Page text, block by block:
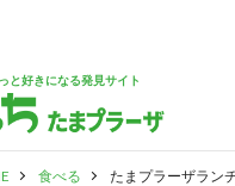
と好きになる発見サイト
食べる たまプラーザラ